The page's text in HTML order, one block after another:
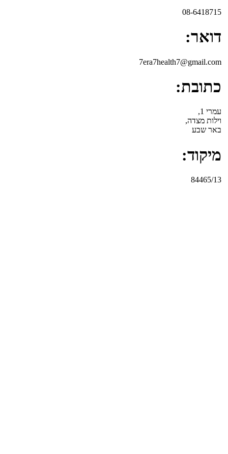
08-6418715
דואר:
7era7health7@gmail.com
כתובת:
עמרי 1,
וילות מצדה,
באר שבע
מיקוד:
84465/13